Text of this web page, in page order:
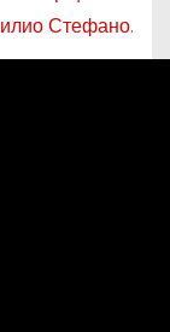
Стефано.